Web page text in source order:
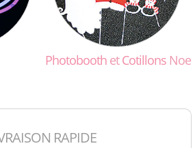
Photobooth etCotillons Noel
RAPIDE